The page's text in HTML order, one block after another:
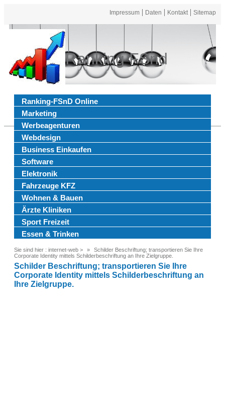
Impressum Daten Kontakt Sitemap
Ranking FSnd
Ranking-FSnD Online
Marketing
Werbeagenturen
Webdesign
Business Einkaufen
Software
Elektronik
Fahrzeuge KFZ
Wohnen & Bauen
Ärzte Kliniken
Sport Freizeit
Essen & Trinken
Sie sind hier : internet-web >
Schilder Beschriftung; transportieren Sie Ihre
Corporate Identity mittels Schilderbeschriftung an Ihre Zielgruppe.
Schilder Beschriftung; transportieren Sie Ihre
Corporate Identity mittels Schilderbeschriftung an
Ihre Zielgruppe.